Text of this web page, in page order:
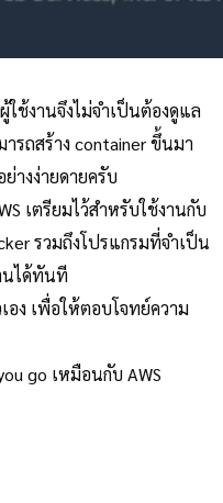
ใช้งานจึงไม่จำเป็นต้องดูแล
รถสร้าง container ขึ้นมา
างง่ายดายครับ
เตรียมไว้สำหรับใช้งานกับ
รวมถึงโปรแกรมที่จำเป็น
นได้ทันที
อง เพื่อให้ตอบโจทย์ความ
go เหมือนกับ AWS